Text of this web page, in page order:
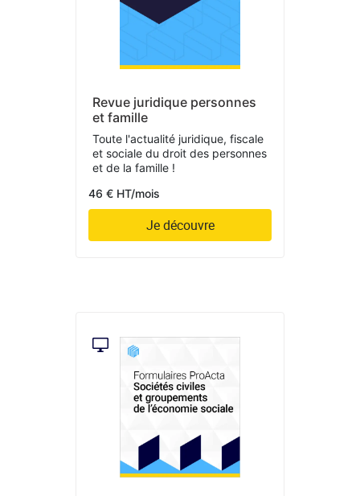
Revue juridique personnes
et famille
Toute l'actualité juridique, fiscale
et sociale du droit des personnes
et de la famille !
46 € HT/mois
Je découvre